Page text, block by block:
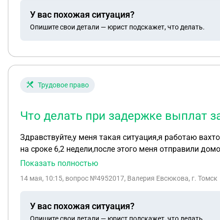
У вас похожая ситуация?
Опишите свои детали — юрист подскажет, что делать.
Трудовое право
Что делать при задержке выплат
Здравствуйте,у меня такая ситуация,я работаю
на сроке 6,2 недели,после этого меня отправили
отправилась в больницу и 5 марта меня поставили
они ее получили и опять была тишина и только
меня началась вахта 10 мая,а зарплата у нас по
Показать полностью
14 мая, 10:15, вопрос №4952017, Валерия Евсюкова, г. Томск
У вас похожая ситуация?
Опишите свои детали — юрист подскажет, что делать.